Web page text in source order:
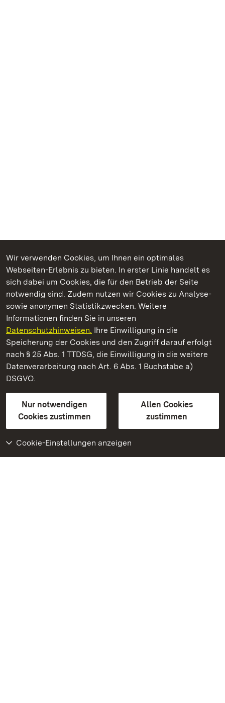
Wir verwenden Cookies, um Ihnen ein optimales
Webseiten-Erlebnis zu bieten. In erster Linie handelt es
sich dabei um Cookies, die für den Betrieb der Seite
notwendig sind. Zudem nutzen wir Cookies zu Analyse-
sowie anonymen Statistikzwecken. Weitere
Informationen finden Sie in unseren
Datenschutzhinweisen. Ihre Einwilligung in die
Speicherung der Cookies und den Zugriff darauf erfolgt
nach § 25 Abs. 1 TTDSG, die Einwilligung in die weitere
Datenverarbeitung nach Art. 6 Abs. 1 Buchstabe a)
DSGVO.
Nur notwendigen
Cookies zustimmen
Allen Cookies
zustimmen
Cookie-Einstellungen anzeigen
Kommen. Staunen. Genießen.
Staatliche Schlösser und Gärten Baden‑Württemberg
Staatliche Schlösser und Gärten Baden-Württemberg
Kontakt
GebärdenspracheLeichte Sprache
Erklärung zur Barrierefreiheit
BITV-konform (geprüfte Seiten)
Weiteres